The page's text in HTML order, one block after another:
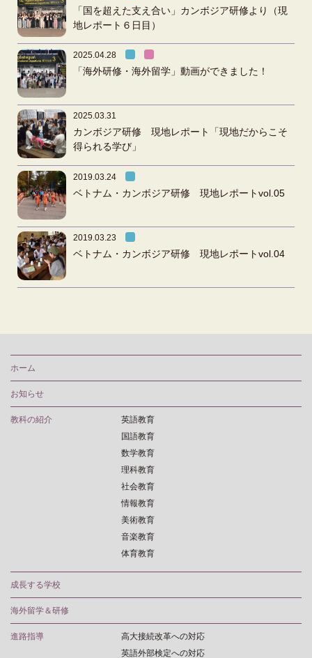
「国を超えた支え合い」カンボジア研修より（現
地レポート６日目）
2025.04.28
「海外研修・海外留学」動画ができました！
2025.03.31
カンボジア研修 現地レポート「現地だからこそ
得られる学び」
2019.03.24
ベトナム・カンボジア研修 現地レポートvol.05
2019.03.23
ベトナム・カンボジア研修 現地レポートvol.04
ホーム
お知らせ
教科の紹介
英語教育
国語教育
数学教育
理科教育
社会教育
情報教育
美術教育
音楽教育
体育教育
成長する学校
海外留学＆研修
進路指導
高大接続改革への対応
英語外部検定への対応